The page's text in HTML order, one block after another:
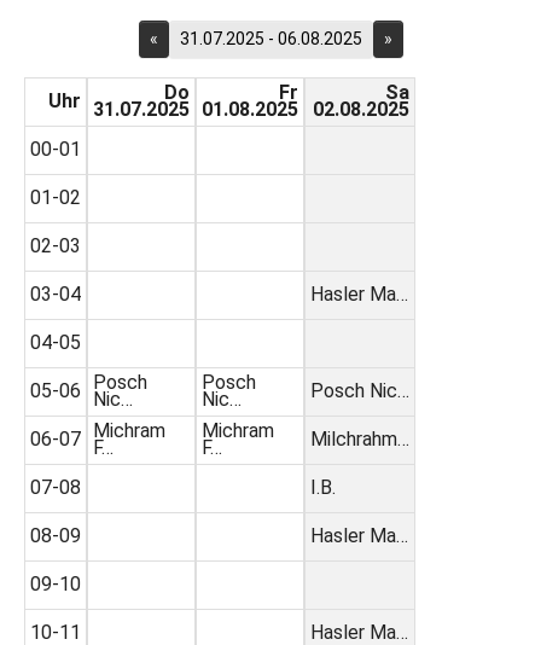
« 31.07.2025 - 06.08.2025 »
Uhr
00-01
01-02
02-03
03-04
04-05
05-06
06-07
07-08
08-09
09-10
10-11
Do
31.07.2025
Posch
Nic…
Michram
F…
Fr
01.08.2025
Posch
Nic…
Michram
F…
Sa
02.08.2025
Hasler Ma…
Posch Nic…
Milchrahm…
I.B.
Hasler Ma…
Hasler Ma…